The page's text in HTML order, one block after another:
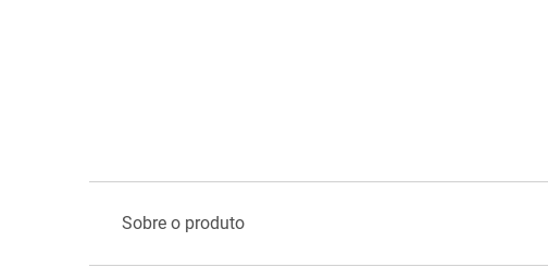
Sobre o produto